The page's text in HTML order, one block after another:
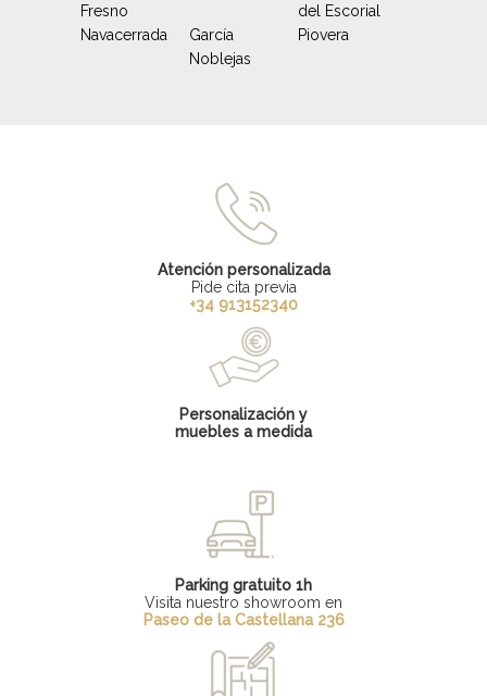
Fresno
del Escorial
Navacerrada
García
Noblejas
Piovera
Atención personalizada
Pide cita previa
+34 913152340
Personalización y
muebles a medida
Parking gratuito 1h
Visita nuestro showroom en
Paseo de la Castellana 236